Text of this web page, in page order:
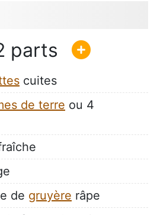
cuites
de terre ou 4
de gruyère râpe